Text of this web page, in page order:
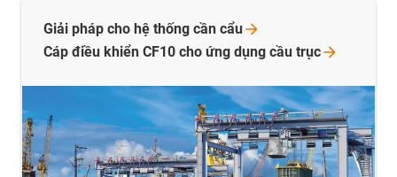
Giải pháp cho hệ thống cần cẩu
Cáp điều khiển CF10 cho ứng dụng cầu trục